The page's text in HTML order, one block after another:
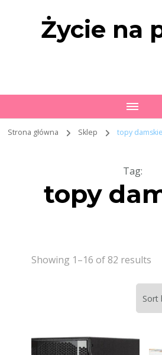
Życie na
Strona główna Sklep topy damskie
Tag:
topy
Showing 1–16 of 82 results